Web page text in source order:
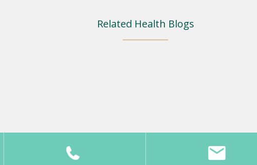
Related Health Blogs